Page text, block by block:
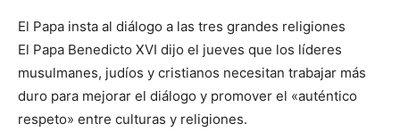
El Papa insta al diálogo a las tres grandes religiones
El Papa Benedicto XVI dijo el jueves que los líderes
musulmanes, judíos y cristianos necesitan trabajar más
duro para mejorar el diálogo y promover el «auténtico
respeto» entre culturas y religiones.